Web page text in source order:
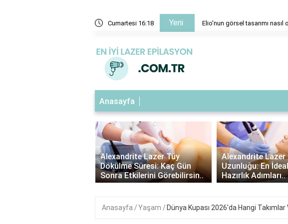
Cumartesi 16:18 Yeni Elio'nun görsel tasarımı
Anasayfa
Alexandrite Lazer Öncesi Tüy
Uzunluğu: En İdeal Boyu ve
Hazırlık Adımları..
Lazer Sonrası
Tüyler:
Etkili Bakım
‹
Anasayfa Yaşam Dünya Kupası 2026'da Hangi Takımlar